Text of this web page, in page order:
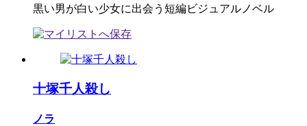
黒い男が白い少女に出会う短編ビジュアルノベル
十塚千人殺し
ノラ